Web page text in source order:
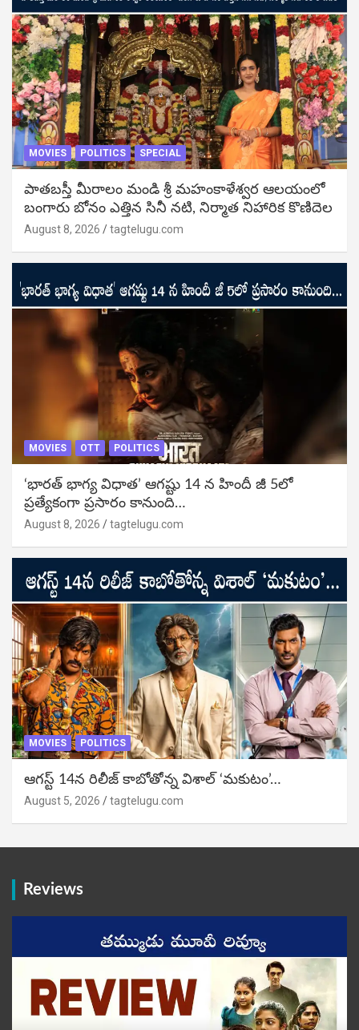
MOVIES POLITICS SPECIAL
పాతబస్తీ మీరాలం మండి శ్రీ మహంకాళేశ్వర ఆలయంలో
బంగారు బోనం ఎత్తిన సినీ నటి, నిర్మాత నిహారిక కొణిదెల
August 8, 2026 tagtelugu.com
MOVIES OTT POLITICS
‘భారత్ భాగ్య విధాత’ ఆగష్టు 14 న హిందీ జీ 5లో
ప్రత్యేకంగా ప్రసారం కానుంది…
August 8, 2026 tagtelugu.com
MOVIES POLITICS
ఆగస్ట్ 14న రిలీజ్ కాబోతోన్న విశాల్ ‘మకుటం’…
August 5, 2026 tagtelugu.com
Reviews